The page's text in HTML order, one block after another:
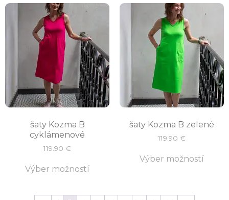
šaty Kozma B
cyklámenové
119.90 €
Výber možností
šaty Kozma B zelené
119.90 €
Výber možností